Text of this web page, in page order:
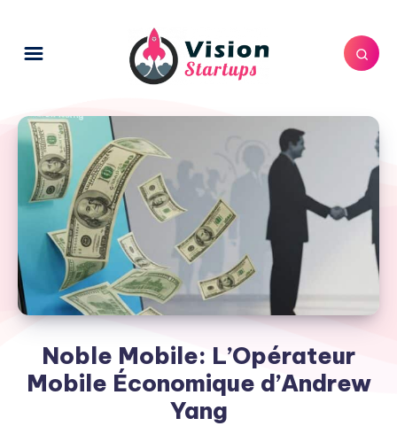
Noble Mobile: L’Opérateur
Mobile Économique d’Andrew
Yang